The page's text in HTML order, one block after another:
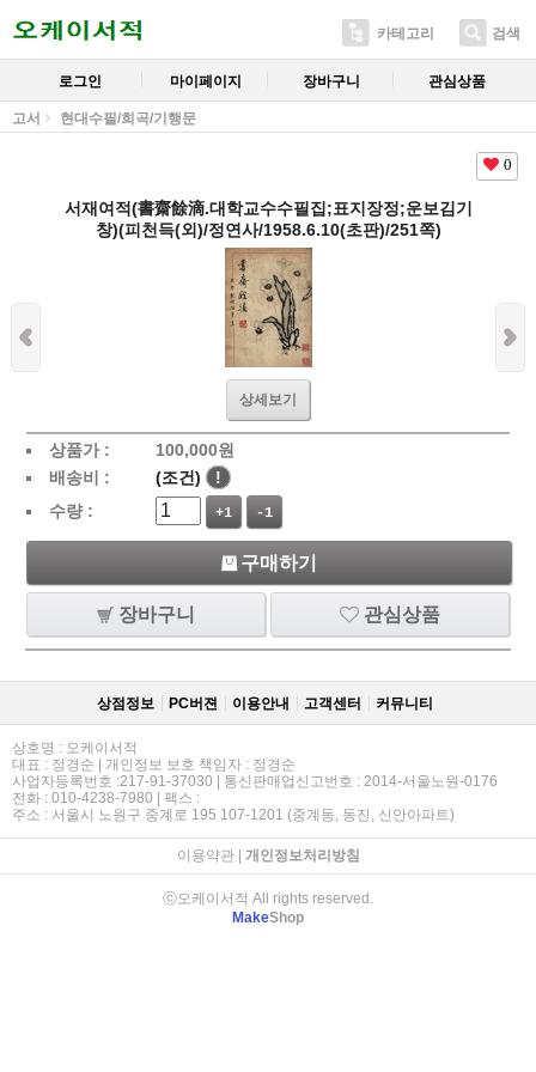
카테고리 검색
로그인 마이페이지 장바구니 관심상품
고서 현대수필/희곡/기행문
0
서재여적(書齋餘滴.대학교수수필집;표지장정;운보김기
창)(피천득(외)/정연사/1958.6.10(초판)/251쪽)
상세보기
상품가 : 100,000원
배송비 :
(조건)
!
수량 :
+1 -1
구매하기
장바구니 관심상품
상점정보 PC버젼 이용안내 고객센터 커뮤니티
상호명 : 오케이서적
대표 : 정경순 | 개인정보 보호 책임자 : 정경순
사업자등록번호 :217-91-37030 | 통신판매업신고번호 : 2014-서울노원-0176
전화 : 010-4238-7980 | 팩스 :
주소 : 서울시 노원구 중계로 195 107-1201 (중계동, 동진, 신안아파트)
이용약관| 개인정보처리방침
ⓒ오케이서적 All rights reserved.
MakeShop